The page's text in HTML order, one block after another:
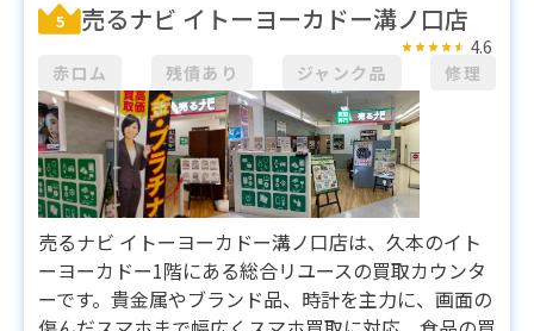
5 売るナビ イトーヨーカドー溝ノ口店
赤ロム 残債あり ジャンク品 修理
4.6
売るナビ イトーヨーカドー溝ノ口店は、久本のイト
ーヨーカドー1階にある総合リユースの買取カウンタ
ーです。貴金属やブランド品、時計を主力に、画面の